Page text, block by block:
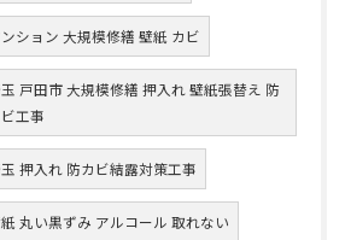
ション 大規模修繕 壁紙 カビ
戸田市 大規模修繕 押入れ 壁紙張替え 防
工事
押入れ 防カビ結露対策工事
丸い黒ずみ アルコール 取れない